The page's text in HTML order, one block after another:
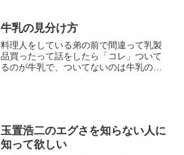
牛乳の見分け方
料理人をしている弟の前で間違って乳製
品買ったって話をしたら「コレ」ついて
るのが牛乳で、ついてないのは牛乳のよ
玉置浩二のエグさを知らない人に
知って欲しい